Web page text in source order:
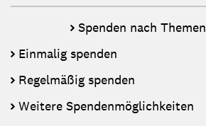
Spenden nach Themen
Einmalig spenden
Regelmäßig spenden
Weitere Spendenmöglichkeiten